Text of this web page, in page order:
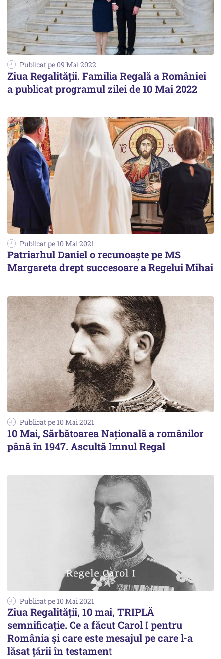
Publicat pe 09 Mai 2022
Ziua Regalității. Familia Regală a României
a publicat programul zilei de 10 Mai 2022
Publicat pe 10 Mai 2021
Patriarhul Daniel o recunoaște pe MS
Margareta drept succesoare a Regelui Mihai
Publicat pe 10 Mai 2021
10 Mai, Sărbătoarea Națională a românilor
până în 1947. Ascultă Imnul Regal
Publicat pe 10 Mai 2021
Ziua Regalității, 10 mai, TRIPLĂ
semnificație. Ce a făcut Carol I pentru
România și care este mesajul pe care l-a
lăsat țării în testament